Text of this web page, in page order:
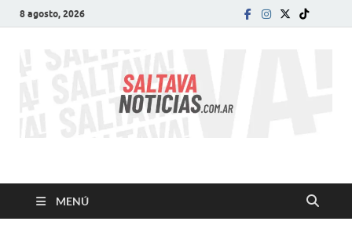
8 agosto, 2026
SALTA VA!
MENÚ